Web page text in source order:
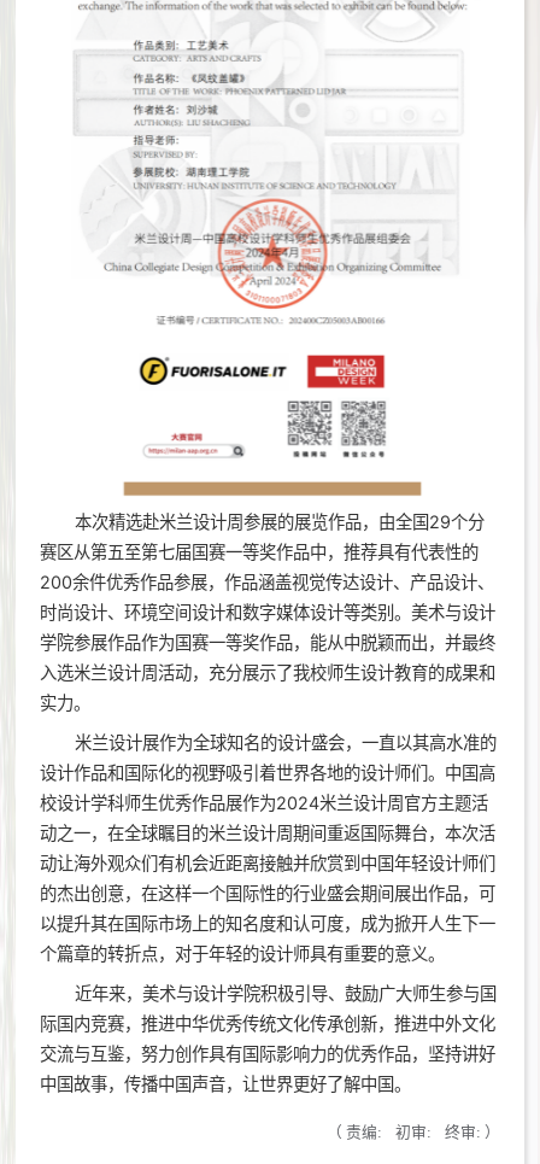
本次精选赴米兰设计周参展的展览作品，由全国29个分
赛区从第五至第七届国赛一等奖作品中，推荐具有代表性的
200余件优秀作品参展，作品涵盖视觉传达设计、产品设计、
时尚设计、环境空间设计和数字媒体设计等类别。美术与设计
学院参展作品作为国赛一等奖作品，能从中脱颖而出，并最终
入选米兰设计周活动，充分展示了我校师生设计教育的成果和
实力。
米兰设计展作为全球知名的设计盛会，一直以其高水准的
设计作品和国际化的视野吸引着世界各地的设计师们。中国高
校设计学科师生优秀作品展作为2024米兰设计周官方主题活
动之一，在全球瞩目的米兰设计周期间重返国际舞台，本次活
动让海外观众们有机会近距离接触并欣赏到中国年轻设计师们
的杰出创意，在这样一个国际性的行业盛会期间展出作品，可
以提升其在国际市场上的知名度和认可度，成为掀开人生下一
个篇章的转折点，对于年轻的设计师具有重要的意义。
近年来，美术与设计学院积极引导、鼓励广大师生参与国
际国内竞赛，推进中华优秀传统文化传承创新，推进中外文化
交流与互鉴，努力创作具有国际影响力的优秀作品，坚持讲好
中国故事，传播中国声音，让世界更好了解中国。
（ 责编: 初审: 终审: ）